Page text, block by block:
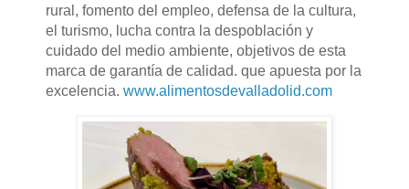
rural, fomento del empleo, defensa de la cultura,
el turismo, lucha contra la despoblación y
cuidado del medio ambiente, objetivos de esta
marca de garantía de calidad. que apuesta por la
excelencia. www.alimentosdevalladolid.com